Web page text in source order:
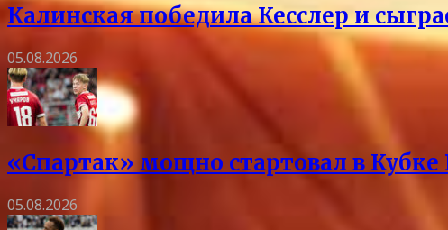
Калинская победила Кесслер и
05.08.2026
«Спартак» мощно стартовал в
05.08.2026